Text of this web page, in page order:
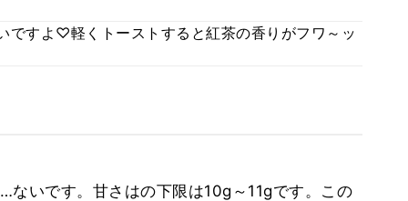
ですよ♡軽くトーストすると紅茶の香りがフワ～ッ
ないです。甘さはの下限は10g～11gです。この